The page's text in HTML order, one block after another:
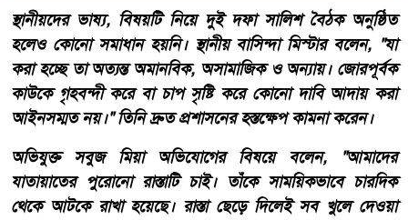
স্থানীয়দের ভাষ্য, বিষয়টি নিয়ে দুই দফা সালিশ বৈঠক অনুষ্ঠিত
হলেও কোনো সমাধান হয়নি। স্থানীয় বাসিন্দা মিস্টার বলেন, "যা
করা হচ্ছে তা অত্যন্ত অমানবিক, অসামাজিক ও অন্যায়। জোরপূর্বক
কাউকে গৃহবন্দী করে বা চাপ সৃষ্টি করে কোনো দাবি আদায় করা
আইনসম্মত নয়।" তিনি দ্রুত প্রশাসনের হস্তক্ষেপ কামনা করেন।
অভিযুক্ত সবুজ মিয়া অভিযোগের বিষয়ে বলেন, "আমাদের
যাতায়াতের পুরোনো রাস্তাটি চাই। তাঁকে সাময়িকভাবে চারদিক
থেকে আটকে রাখা হয়েছে। রাস্তা ছেড়ে দিলেই সব খুলে দেওয়া